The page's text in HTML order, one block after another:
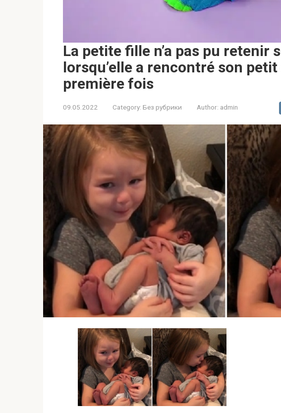
La petite fille n’a pas pu retenir
lorsqu’elle a rencontré son
première fois
09.05.2022 Category: Без рубрики Author: admin